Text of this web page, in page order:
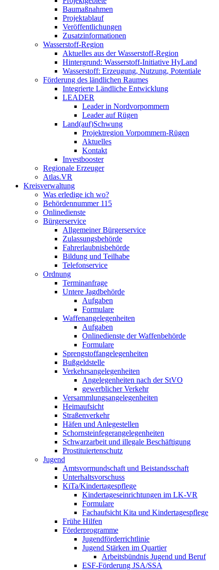
Baumaßnahmen
Projektablauf
Veröffentlichungen
Zusatzinformationen
Wasserstoff-Region
Aktuelles aus der Wasserstoff-Region
Hintergrund: Wasserstoff-Initiative HyLand
Wasserstoff: Erzeugung, Nutzung, Potentiale
Förderung des ländlichen Raumes
Integrierte Ländliche Entwicklung
LEADER
Leader in Nordvorpommern
Leader auf Rügen
Land(auf)Schwung
Projektregion Vorpommern-Rügen
Aktuelles
Kontakt
Investbooster
Regionale Erzeuger
Atlas.VR
Kreisverwaltung
Was erledige ich wo?
Behördennummer 115
Onlinedienste
Bürgerservice
Allgemeiner Bürgerservice
Zulassungsbehörde
Fahrerlaubnisbehörde
Bildung und Teilhabe
Telefonservice
Ordnung
Terminanfrage
Untere Jagdbehörde
Aufgaben
Formulare
Waffenangelegenheiten
Aufgaben
Onlinedienste der Waffenbehörde
Formulare
Sprengstoff­angelegenheiten
Bußgeldstelle
Verkehrsangelegenheiten
Angelegenheiten nach der StVO
gewerblicher Verkehr
Versammlungs­angelegenheiten
Heimaufsicht
Straßenverkehr
Häfen und Anlegestellen
Schornsteinfeger­angelegenheiten
Schwarzarbeit und illegale Beschäftigung
Prostituiertenschutz
Jugend
Amtsvormundschaft und Beistandsschaft
Unterhaltsvorschuss
KiTa/Kindertagespflege
Kindertages­einrichtungen im LK-VR
Formulare
Fachaufsicht Kita und Kindertagespflege
Frühe Hilfen
Förderprogramme
Jugendförderrichtlinie
Jugend Stärken im Quartier
Arbeitsbündnis Jugend und Beruf
ESF-Förderung JSA/SSA